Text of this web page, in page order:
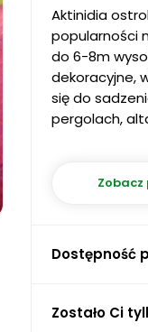
Aktinidia
popularności
do 6-8m
dekoracyjne,
się do
pergolach,
Zobacz
Dostępność
Zostało Ci